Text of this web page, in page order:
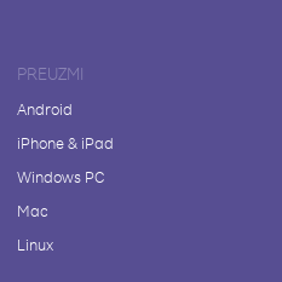
PREUZMI
Android
iPhone & iPad
Windows PC
Mac
Linux